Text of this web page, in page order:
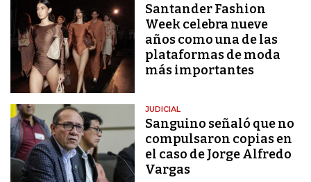
Santander Fashion
Week celebra nueve
años como una de las
plataformas de moda
más importantes
JUDICIAL
Sanguino señaló que no
compulsaron copias en
el caso de Jorge Alfredo
Vargas